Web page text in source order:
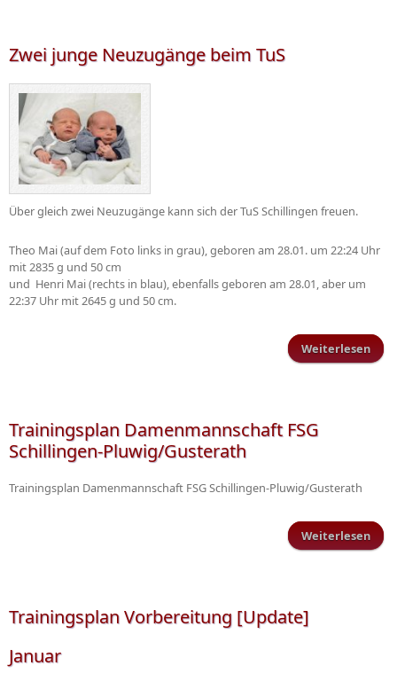
Zwei junge Neuzugänge beim TuS
Über gleich zwei Neuzugänge kann sich der TuS Schillingen freuen.
Theo Mai (auf dem Foto links in grau), geboren am 28.01. um 22:24 Uhr
mit 2835 g und 50 cm
und Henri Mai (rechts in blau), ebenfalls geboren am 28.01, aber um
22:37 Uhr mit 2645 g und 50 cm.
Weiterlesen
Trainingsplan Damenmannschaft FSG
Schillingen-Pluwig/Gusterath
Trainingsplan Damenmannschaft FSG Schillingen-Pluwig/Gusterath
Weiterlesen
Trainingsplan Vorbereitung [Update]
Januar